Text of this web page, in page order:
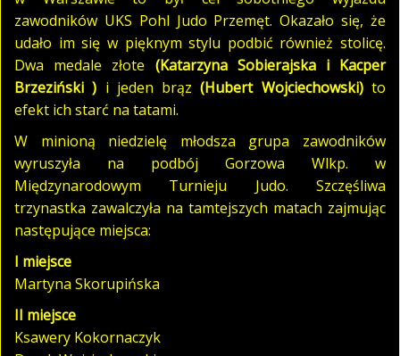
zawodników UKS Pohl Judo Przemęt. Okazało się, że
udało im się w pięknym stylu podbić również stolicę.
Dwa medale złote (Katarzyna Sobierajska i Kacper
Brzeziński ) i jeden brąz (Hubert Wojciechowski)to
efekt ich starć na tatami.
W minioną niedzielę młodsza grupa zawodników
wyruszyła na podbój Gorzowa Wlkp. w
Międzynarodowym Turnieju Judo. Szczęśliwa
trzynastka zawalczyła na tamtejszych matach zajmując
następujące miejsca:
I miejsce
Martyna Skorupińska
II miejsce
Ksawery Kokornaczyk